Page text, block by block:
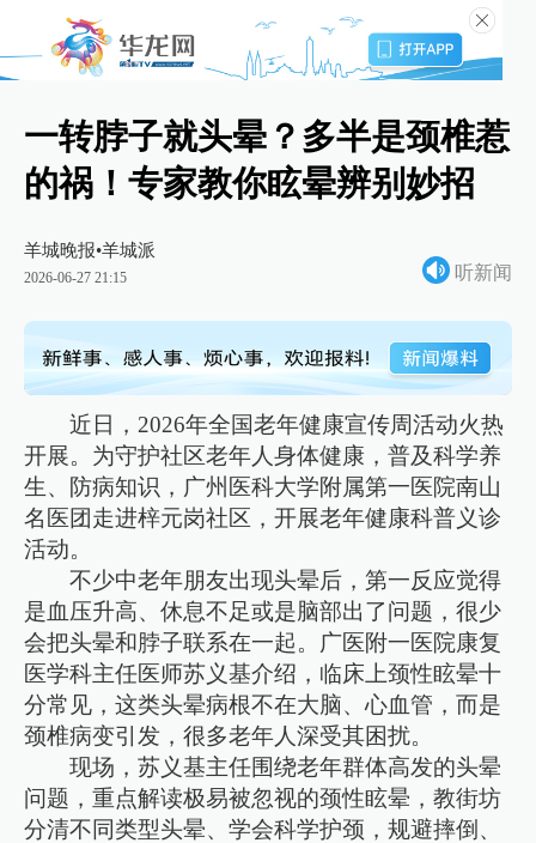
一转脖子就头晕？多半是颈椎惹
的祸！专家教你眩晕辨别妙招
羊城晚报•羊城派
2026-06-27 21:15 听新闻
近日，2026年全国老年健康宣传周活动火热
开展。为守护社区老年人身体健康，普及科学养
生、防病知识，广州医科大学附属第一医院南山
名医团走进梓元岗社区，开展老年健康科普义诊
活动。
不少中老年朋友出现头晕后，第一反应觉得
是血压升高、休息不足或是脑部出了问题，很少
会把头晕和脖子联系在一起。广医附一医院康复
医学科主任医师苏义基介绍，临床上颈性眩晕十
分常见，这类头晕病根不在大脑、心血管，而是
颈椎病变引发，很多老年人深受其困扰。
现场，苏义基主任围绕老年群体高发的头晕
问题，重点解读极易被忽视的颈性眩晕，教街坊
分清不同类型头晕、学会科学护颈，规避摔倒、